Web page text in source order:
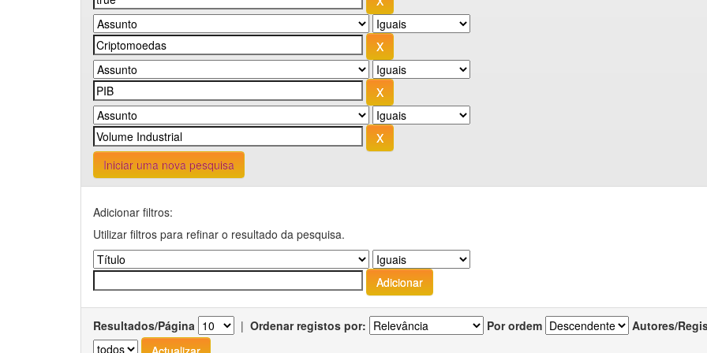
Iniciar uma nova pesquisa
Adicionar filtros:
Utilizar filtros para refinar o resultado da pesquisa.
Resultados/Página | Ordenar registos por: Por ordem Autores/